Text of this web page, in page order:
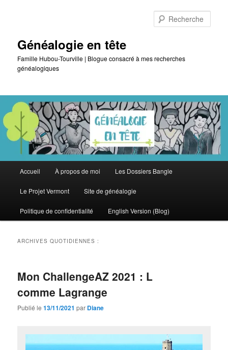
Généalogie en tête
Famille Hubou-Tourville | Blogue consacré à mes recherches
généalogiques
principal
Accueil À propos de moi Les Dossiers Bangle
Le Projet Vermont Site de généalogie
Politique de confidentialité English Version (Blog)
ARCHIVES QUOTIDIENNES :
Mon ChallengeAZ 2021 : L
comme Lagrange
Publié le13/11/2021 par Diane